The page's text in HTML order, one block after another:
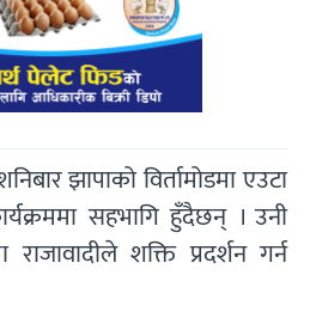
झापाको विर्तामोडमा एउटा
सहभागि हुँदैछन् । उनी
शक्ति प्रदर्शन गर्न